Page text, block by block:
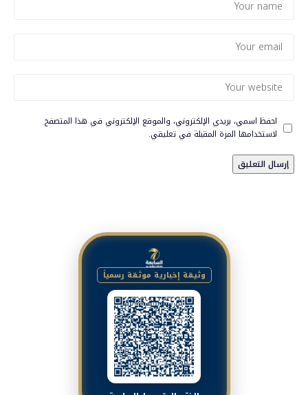
احفظ اسمي، بريدي الإلكتروني، والموقع الإلكتروني في هذا المتصفح
لاستخدامها المرة المقبلة في تعليقي.
وثيقة إخبارية موثقة رسمياً